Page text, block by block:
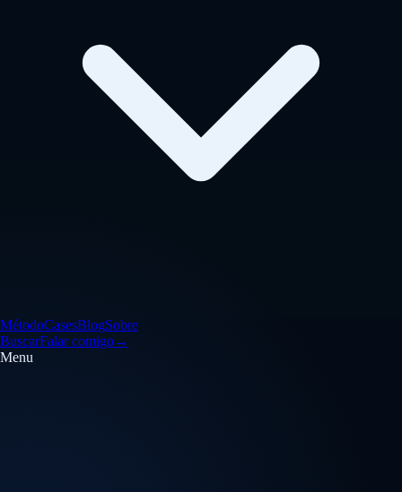
MétodoCasesBlogSobre
BuscarFalar comigo→
Menu